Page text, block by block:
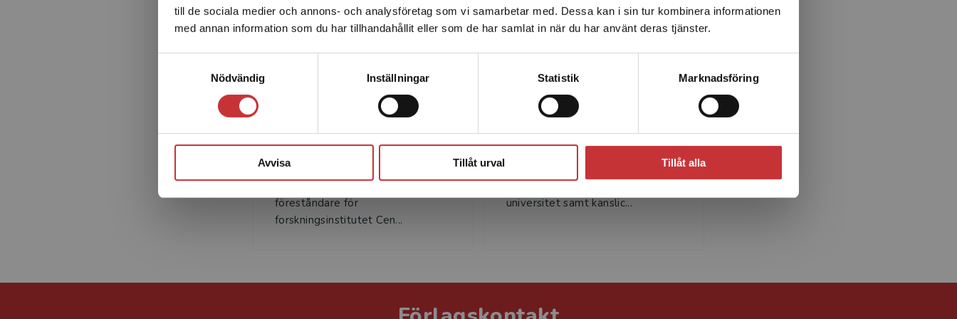
till de sociala medier och annons- och analysföretag som vi samarbetar med. Dessa kan i sin tur kombinera informationen
med annan information som du har tillhandahållit eller som de har samlat in när du har använt deras tjänster.
Nödvändig
Inställningar Statistik Marknadsföring
Avvisa Tillåt urval Tillåt alla
Sverige. För att kunna slutföra ett köp måste
leveransadressen vara i Sverige.Läs mer
Peter Öhman
Peter Öhman är professor i
företagsekonomi, särskilt
redovisning och revision, vid
Mittuniversitetet samt
föreståndare för
forskningsinstitutet Cen...
Torbjörn Tagesson
Torbjörn Tagesson är professor i
företagsekonomi vid institutionen
utveckling vid Linköpings
universitet samt kanslic...